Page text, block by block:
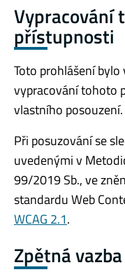
Vypracování
přístupnosti
Toto prohlášení
vypracování tohoto
vlastního posouzení.
Při posuzování se
uvedenými v
99/2019 Sb., ve
standardu Web
WCAG 2.1.
Zpětná